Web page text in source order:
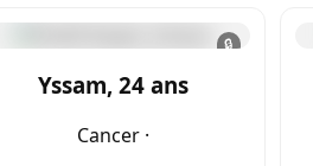
🔒
Yssam, 24 ans
Cancer ·